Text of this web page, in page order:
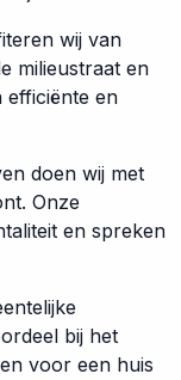
wij van
milieustraat en
efficiënte en
doen wij met
Onze
en spreken
bij het
voor een huis